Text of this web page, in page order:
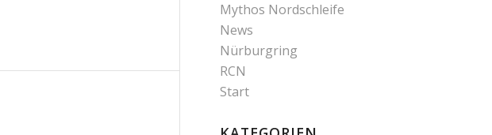
Mythos Nordschleife
News
Nürburgring
RCN
Start